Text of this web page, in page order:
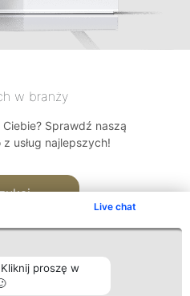
Live chat
proszę w
w branży
Sprawdź naszą
usług najlepszych!